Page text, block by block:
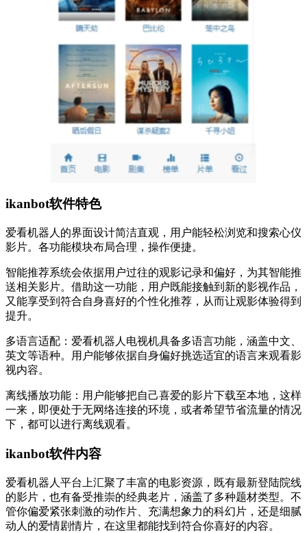
ikanbot软件特色
爱看机器人的界面设计简洁直观，用户能轻松浏览和搜索心仪
影片。各功能模块布局合理，操作便捷。
智能推荐系统会依据用户过往的观影记录和偏好，为其智能推
送相关影片。借助这一功能，用户既能接触到新的影视作品，
又能享受到符合自身喜好的个性化推荐，从而让观影体验得到
提升。
多语言适配：爱看机器人电视机具备多语言功能，涵盖中文、
英文等语种。用户能够依据自身偏好挑选适宜的语言来观看影
视内容。
离线播放功能：用户能够把自己喜爱的影片下载至本地，这样
一来，即便处于无网络连接的环境，或者希望节省流量的情况
下，都可以进行离线观看。
ikanbot软件内容
爱看机器人平台上汇聚了丰富的电影资源，既有最新登陆院线
的影片，也有备受推崇的经典老片，涵盖了多种题材类型。不
管你偏爱紧张刺激的动作片、充满想象力的科幻片，还是细腻
动人的爱情剧情片，在这里都能找到符合你喜好的内容。